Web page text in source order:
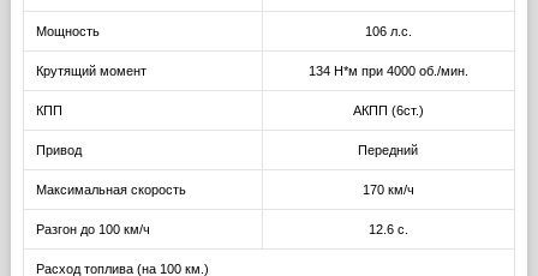
Мощность 106 л.с.
Крутящий момент 134 Н*м при 4000 об./мин.
КПП АКПП (6ст.)
Привод Передний
Максимальная скорость 170 км/ч
Разгон до 100 км/ч 12.6 с.
Расход топлива (на 100 км.)